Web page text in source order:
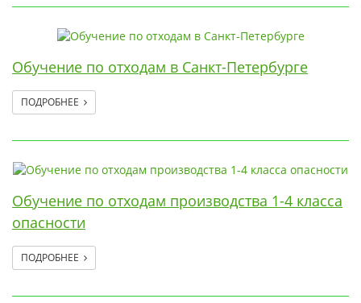
Обучение по отходам в Санкт-Петербурге
ПОДРОБНЕЕ
Обучение по отходам производства 1-4 класса
опасности
ПОДРОБНЕЕ